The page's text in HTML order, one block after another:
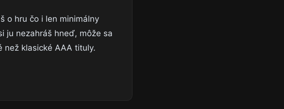
o hru čo i len minimálny
ju nezahráš hneď, môže sa
než klasické AAA tituly.